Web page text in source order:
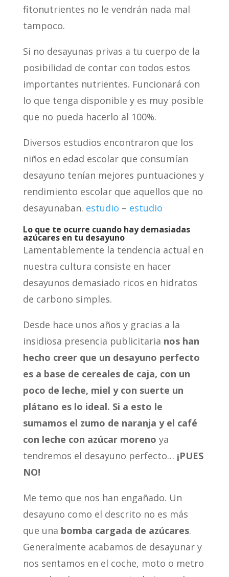
fitonutrientes no le vendrán nada mal
tampoco.
Si no desayunas privas a tu cuerpo de la
posibilidad de contar con todos estos
importantes nutrientes. Funcionará con
lo que tenga disponible y es muy posible
que no pueda hacerlo al 100%.
Diversos estudios encontraron que los
niños en edad escolar que consumían
desayuno tenían mejores puntuaciones y
rendimiento escolar que aquellos que no
desayunaban. estudio – estudio
Lo que te ocurre cuando hay demasiadas
azúcares en tu desayuno
Lamentablemente la tendencia actual en
nuestra cultura consiste en hacer
desayunos demasiado ricos en hidratos
de carbono simples.
Desde hace unos años y gracias a la
insidiosa presencia publicitaria nos han
hecho creer que un desayuno perfecto
es a base de cereales de caja, con un
poco de leche, miel y con suerte un
plátano es lo ideal. Si a esto le
sumamos el zumo de naranja y el café
con leche con azúcar moreno ya
tendremos el desayuno perfecto… ¡PUES
NO!
Me temo que nos han engañado. Un
desayuno como el descrito no es más
que una bomba cargada de azúcares.
Generalmente acabamos de desayunar y
nos sentamos en el coche, moto o metro